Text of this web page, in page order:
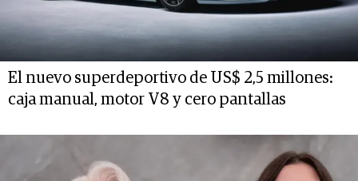
El nuevo superdeportivo de US$ 2,5 millones:
caja manual, motor V8 y cero pantallas